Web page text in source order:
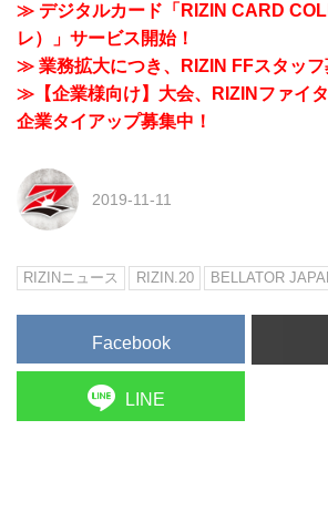
≫ デジタルカード「RIZIN CARD
レ）」サービス開始！
≫ 業務拡大につき、RIZIN FFスタッフ
≫【企業様向け】大会、RIZINファイ
企業タイアップ募集中！
2019-11-11
RIZINニュース RIZIN.20 BELLATOR
Facebook
LINE